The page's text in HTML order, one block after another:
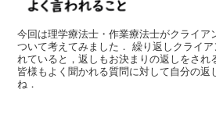
今回は理学療法士・作業療法士がクライア
ついて考えてみました． 繰り返しクライ
れていると，返しもお決まりの返しをされ
皆様もよく聞かれる質問に対して自分の返
ね．